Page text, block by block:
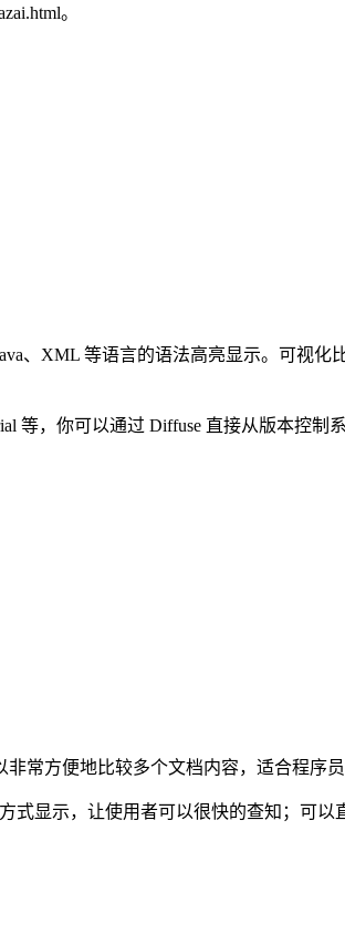
。
XML 等语言的语法高亮显示。可视化
，你可以通过 Diffuse 直接从版本控制
方便地比较多个文档内容，适合程序员
显示，让使用者可以很快的查知；可以